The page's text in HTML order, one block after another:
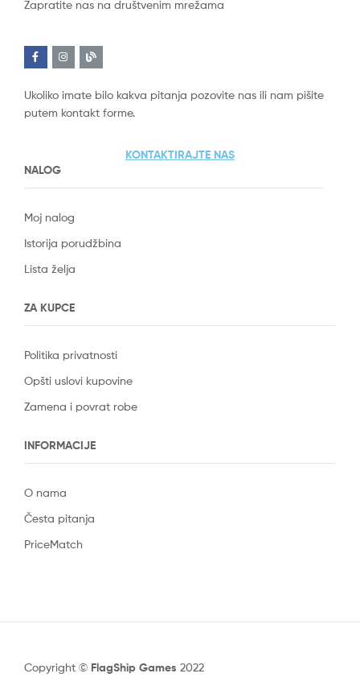
Zapratite nas na društvenim mrežama
Ukoliko imate bilo kakva pitanja pozovite nas ili nam pišite
putem kontakt forme.
KONTAKTIRAJTE NAS
NALOG
Moj nalog
Istorija porudžbina
Lista želja
ZA KUPCE
Politika privatnosti
Opšti uslovi kupovine
Zamena i povrat robe
INFORMACIJE
O nama
Česta pitanja
PriceMatch
Copyright © FlagShip Games 2022